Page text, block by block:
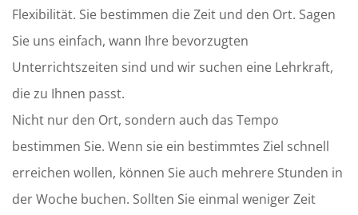
Flexibilität. Sie bestimmen die Zeit und den Ort. Sagen
Sie uns einfach, wann Ihre bevorzugten
Unterrichtszeiten sind und wir suchen eine Lehrkraft,
die zu Ihnen passt.
Nicht nur den Ort, sondern auch das Tempo
bestimmen Sie. Wenn sie ein bestimmtes Ziel schnell
erreichen wollen, können Sie auch mehrere Stunden in
der Woche buchen. Sollten Sie einmal weniger Zeit